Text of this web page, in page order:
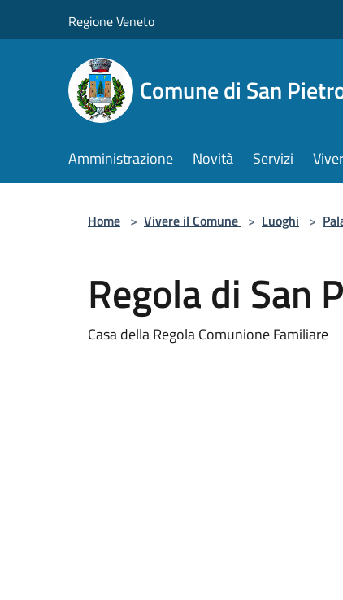
Regione Veneto
Comune di San
Amministrazione Novità Servizi
Home > Vivere il Comune > Luoghi >
Regola di San
Casa della Regola Comunione Familiare